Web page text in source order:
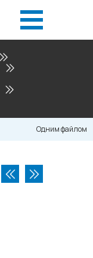
Одним файлом